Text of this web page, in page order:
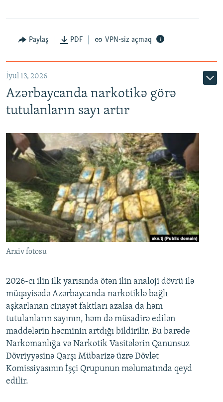
Paylaş PDF VPN-siz açmaq
İyul 13, 2026
Azərbaycanda narkotikə görə
tutulanların sayı artır
Arxiv fotosu
2026-cı ilin ilk yarısında ötən ilin analoji dövrü ilə
müqayisədə Azərbaycanda narkotiklə bağlı
aşkarlanan cinayət faktları azalsa da həm
tutulanların sayının, həm də müsadirə edilən
maddələrin həcminin artdığı bildirilir. Bu barədə
Narkomanlığa və Narkotik Vasitələrin Qanunsuz
Dövriyyəsinə Qarşı Mübarizə üzrə Dövlət
Komissiyasının İşçi Qrupunun məlumatında qeyd
edilir.